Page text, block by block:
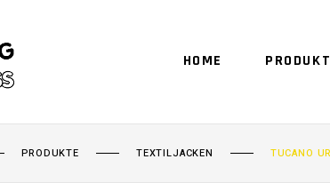
HOME
PRODUKTE TEXTILJACKEN TUCANO